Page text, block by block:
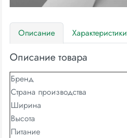
Описание Характеристики
Описание товара
Бренд
Страна производства
Ширина
Высота
Питание